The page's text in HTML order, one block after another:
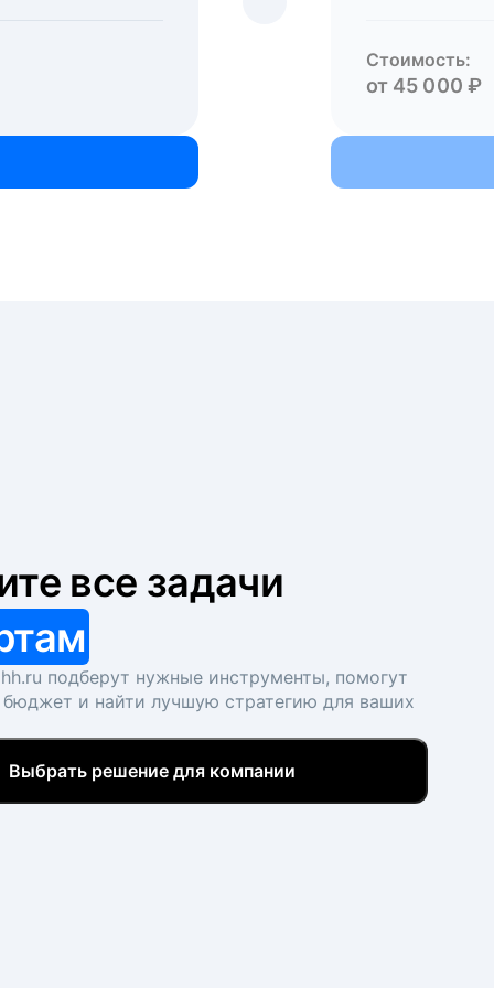
Стоимость:
от 45 000 ₽
все задачи
подберут нужные инструменты, помогут
бюджет и найти лучшую стратегию для ваших
Выбрать решение для компании